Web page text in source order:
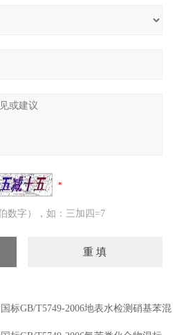
数字），如：三加四=7
标GB/T5749-2006地表水检测硝基苯混